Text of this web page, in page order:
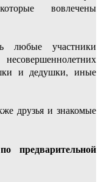
вовлечены
любые участники
и дедушки, иные
друзья и знакомые
предварительной